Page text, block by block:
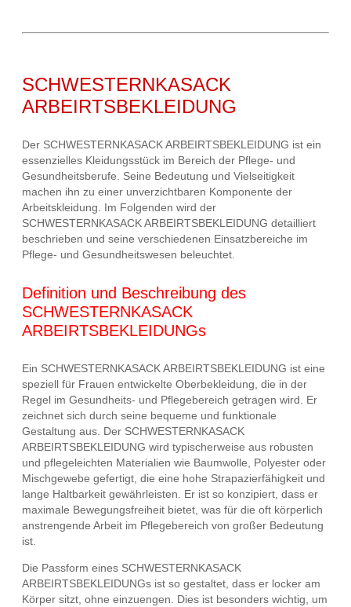
SCHWESTERNKASACK
ARBEIRTSBEKLEIDUNG
Der SCHWESTERNKASACK ARBEIRTSBEKLEIDUNG ist ein
essenzielles Kleidungsstück im Bereich der Pflege- und
Gesundheitsberufe. Seine Bedeutung und Vielseitigkeit
machen ihn zu einer unverzichtbaren Komponente der
Arbeitskleidung. Im Folgenden wird der
SCHWESTERNKASACK ARBEIRTSBEKLEIDUNG detailliert
beschrieben und seine verschiedenen Einsatzbereiche im
Pflege- und Gesundheitswesen beleuchtet.
Definition und Beschreibung des
SCHWESTERNKASACK
ARBEIRTSBEKLEIDUNGs
Ein SCHWESTERNKASACK ARBEIRTSBEKLEIDUNG ist eine
speziell für Frauen entwickelte Oberbekleidung, die in der
Regel im Gesundheits- und Pflegebereich getragen wird. Er
zeichnet sich durch seine bequeme und funktionale
Gestaltung aus. Der SCHWESTERNKASACK
ARBEIRTSBEKLEIDUNG wird typischerweise aus robusten
und pflegeleichten Materialien wie Baumwolle, Polyester oder
Mischgewebe gefertigt, die eine hohe Strapazierfähigkeit und
lange Haltbarkeit gewährleisten. Er ist so konzipiert, dass er
maximale Bewegungsfreiheit bietet, was für die oft körperlich
anstrengende Arbeit im Pflegebereich von großer Bedeutung
ist.
Die Passform eines SCHWESTERNKASACK
ARBEIRTSBEKLEIDUNGs ist so gestaltet, dass er locker am
Körper sitzt, ohne einzuengen. Dies ist besonders wichtig, um